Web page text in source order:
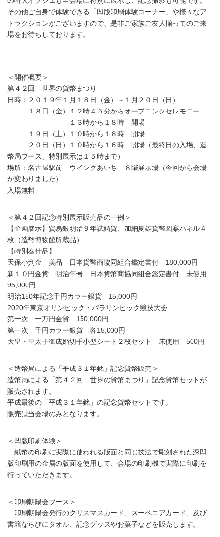
その他ご自身で体験できる「凹版印刷体験コーナー」や様々なア
トラクションがございますので、是非ご家族ご友人揃ってのご来
場をお待ちしております。
＜開催概要＞
第４２回 世界の貨幣まつり
日時：２０１９年１月１８日（金）～１月２０日（日）
１８日（金）１２時４５分からオープニングセレモニー
１３時から１８時 開場
１９日（土）１０時から１８時 開場
２０日（日）１０時から１６時 開場（最終日の入場、造
幣局ブース、特別展示は１５時まで）
場所：名古屋駅前 ウインクあいち ８階展示場（今回から会場
が変わりました）
入場無料
＜第４２回記念特別展示販売品の一例＞
【企画展示】貿易銀明治９年試鋳貨、加納夏雄貨幣図案パネル４
枚（造幣博物館所蔵品）
【特別奉仕品】
天保小判金 美品 日本貨幣商協同組合鑑定書付 180,000円
新１０円金貨 明治年号 日本貨幣商協同組合鑑定書付 未使用
95,000円
明治150年記念千円カラー銀貨 15,000円
2020年東京オリンピック・パラリンピック競技大会
第一次 一万円金貨 150,000円
第一次 千円カラー銀貨 各15,000円
天皇・皇太子御成婚切手小型シート２枚セット 未使用 500円
＜造幣局による「平成３１年銘」記念貨幣販売＞
造幣局による「第４２回 世界の貨幣まつり」記念貨幣セットが
販売されます。
平成最後の「平成３１年銘」の記念貨幣セットです。
販売は当会場のみとなります。
＜凹版印刷体験＞
紙幣の印刷に実際に使われる版面と同じ技法で彫刻された深凹
版印刷用の金属の版面を使用して、会場の印刷機で実際に印刷を
行っていただきます。
＜印刷朝陽会ブース＞
印刷朝陽会発行のクリスマスカード、スーベニアカード、及び
書籍ならびにタオル、記念グッズやお菓子などを販売します。